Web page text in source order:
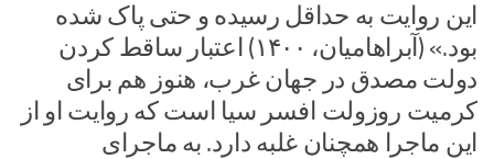
این روایت به حداقل رسیده و حتی پاک شده
بود.» (آبراهامیان، ۱۴۰۰) اعتبار ساقط کردن
دولت مصدق در جهان غرب، هنوز هم برای
کرمیت روزولت افسر سیا است که روایت او از
این ماجرا همچنان غلبه دارد. به ماجرای